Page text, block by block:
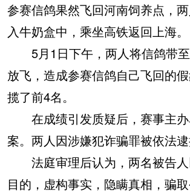
参赛信鸽果然飞回河南饲养点，
入牛奶盒中，乘坐高铁返回上海。
5月1日下午，两人将信鸽带至
放飞，造成参赛信鸽自己飞回的
揽了前4名。
在成绩引发质疑后，赛事主办
案。两人因涉嫌犯诈骗罪被依法逮
法庭审理后认为，两名被告人
目的，虚构事实，隐瞒真相，骗